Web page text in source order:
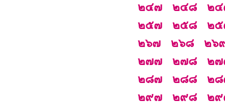
๒๔๗
๒๔๘
๒
๒๕๗
๒๕๘
๒
๒๖๗
๒๖๘
๒๖
๒๗๗
๒๗๘
๒
๒๘๗
๒๘๘
๒
๒๙๗
๒๙๘
๒